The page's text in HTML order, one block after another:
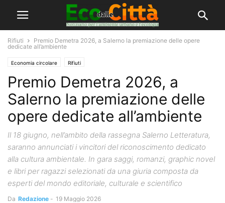
Rifiuti
Premio Demetra 2026, a Salerno la premiazione delle opere
dedicate all’ambiente
Economia circolare Rifiuti
Premio Demetra 2026, a
Salerno la premiazione delle
opere dedicate all’ambiente
Il 18 giugno, nell’ambito della rassegna Salerno Letteratura,
saranno annunciati i vincitori del riconoscimento dedicato
alla cultura ambientale. In gara saggi, romanzi, graphic novel
e libri per ragazzi selezionati da una giuria composta da
esperti del mondo editoriale, culturale e scientifico
Da Redazione - 19 Maggio 2026